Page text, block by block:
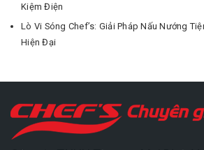
Kiệm Điện
Lò Vi Sóng Chef’s: Giải Pháp Nấu Nướng
Hiện Đại